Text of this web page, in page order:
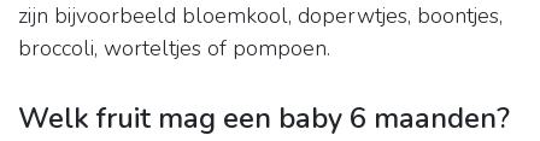
zijn bijvoorbeeld bloemkool, doperwtjes, boontjes,
broccoli, worteltjes of pompoen.
Welk fruit mag een baby 6 maanden?